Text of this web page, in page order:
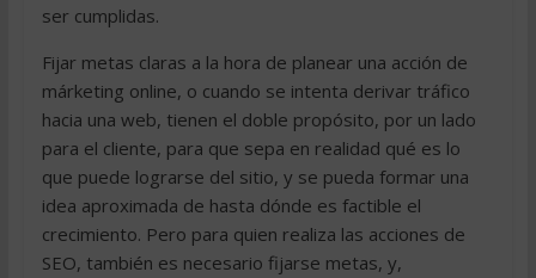
ser cumplidas.
Fijar metas claras a la hora de planear una acción de
márketing online, o cuando se intenta derivar tráfico
hacia una web, tienen el doble propósito, por un lado
para el cliente, para que sepa en realidad qué es lo
que puede lograrse del sitio, y se pueda formar una
idea aproximada de hasta dónde es factible el
crecimiento. Pero para quien realiza las acciones de
SEO, también es necesario fijarse metas, y,